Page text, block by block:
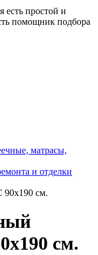
есть простой и
помощник подбора
матрасы,
и отделки
см.
см.